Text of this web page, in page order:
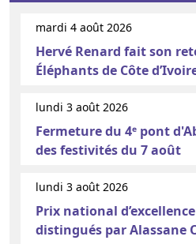
mardi 4 août 2026
Hervé Renard fait son
Éléphants de Côte
lundi 3 août 2026
Fermeture du 4ᵉ pont
des festivités du 7 août
lundi 3 août 2026
Prix national
distingués par Alassane